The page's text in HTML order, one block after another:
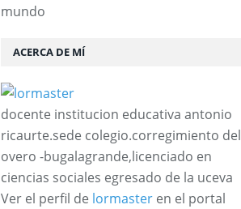
mundo
ACERCA DE MÍ
docente institucion educativa antonio
ricaurte.sede colegio.corregimiento del
overo -bugalagrande,licenciado en
ciencias sociales egresado de la uceva
Ver el perfil de lormaster en el portal